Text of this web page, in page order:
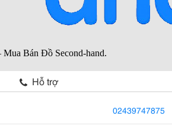
Hỗ trợ
02439747875